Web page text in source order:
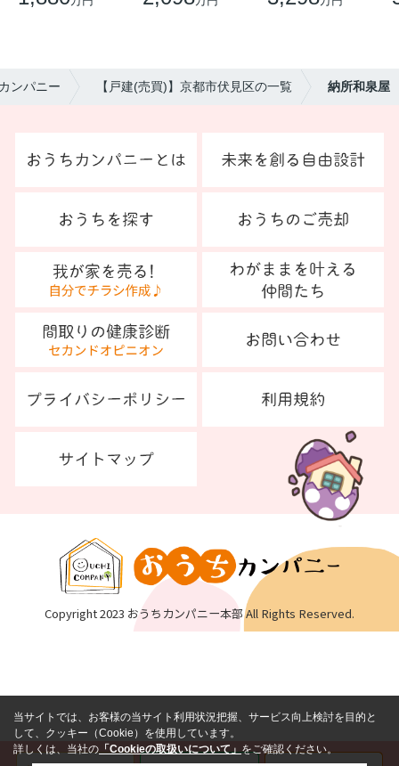
ンパニー 【戸建(売買)】京都市伏見区の一覧 納所和泉屋
Copyright 2023 おうちカンパニー本部 All Rights Reserved.
当サイトでは、お客様の当サイト利用状況把握、サービス向上検討を目的と
して、クッキー（Cookie）を使用しています。
詳しくは、当社の 「Cookieの取扱いについて」をご確認ください。